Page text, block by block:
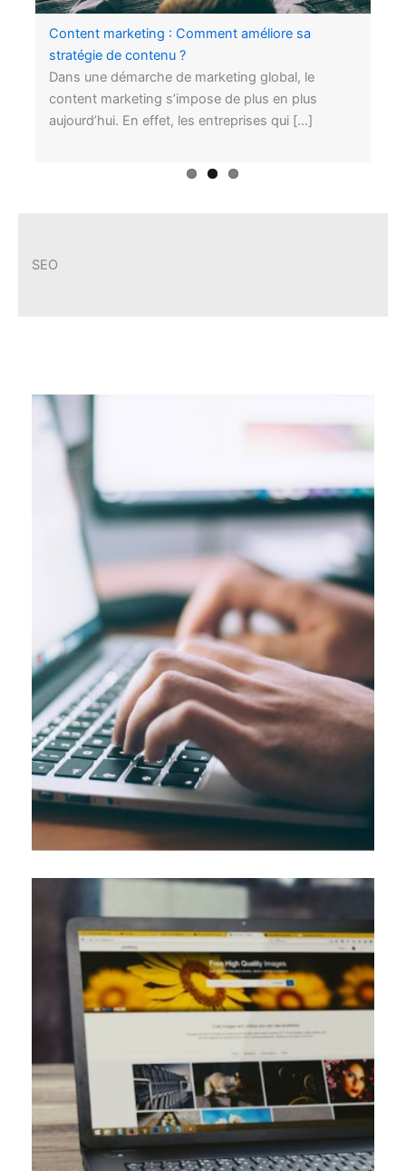
Les points essentiels à connaître sur une
campagne netlinking
Content marketing : Comment améliore sa
stratégie de contenu ?
C’est quoi un référenceur WEB
Les entreprises sont actuellement nombreuses à
créer leur site internet professionnel. Cela
s’explique par le fait qu’être présent en ligne […]
ous
Développer une solution web d’e-
learning : étapes et considérations
Pour développer une solution web d’e-learning, il est
essentiel de suivre plusieurs étapes clés afin d’assurer
le succès du projet. […]
Comment enregistrer un nom de
domaine ?
L’enregistrement d’un nom de domaine est une étape
cruciale pour toute entreprise ou organisation
souhaitant avoir une présence en ligne. […]